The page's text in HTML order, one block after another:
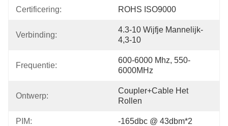
Certificering: ROHS ISO9000
Verbinding:
4.3-10 Wijfje Mannelijk-
4,3-10
Frequentie:
600-6000 Mhz, 550-
6000MHz
Ontwerp:
Coupler+Cable Het
Rollen
PIM: -165dbc @ 43dbm*2